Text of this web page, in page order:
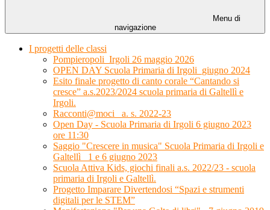
Menu di
navigazione
I progetti delle classi
Pompieropoli_Irgoli 26 maggio 2026
OPEN DAY Scuola Primaria di Irgoli_giugno 2024
Esito finale progetto di canto corale “Cantando si
cresce” a.s.2023/2024 scuola primaria di Galtellì e
Irgoli.
Racconti@moci_ a. s. 2022-23
Open Day - Scuola Primaria di Irgoli 6 giugno 2023
ore 11:30
Saggio "Crescere in musica" Scuola Primaria di Irgoli e
Galtellì_ 1 e 6 giugno 2023
Scuola Attiva Kids, giochi finali a.s. 2022/23 - scuola
primaria di Irgoli e Galtellì.
Progetto Imparare Divertendosi “Spazi e strumenti
digitali per le STEM”